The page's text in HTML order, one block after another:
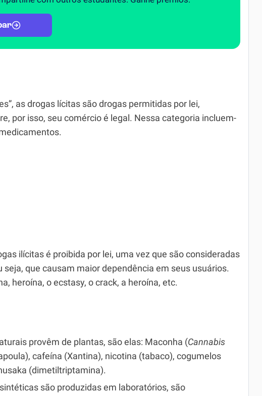
as drogas lícitas são drogas permitidas por lei,
por isso, seu comércio é legal. Nessa categoria incluem-
ilícitas é proibida por lei, uma vez que são consideradas
seja, que causam maior dependência em seus usuários.
heroína, o ecstasy, o crack, a heroína, etc.
provêm de plantas, são elas: Maconha (Cannabis
cafeína (Xantina), nicotina (tabaco), cogumelos
(dimetiltriptamina).
são produzidas em laboratórios, são